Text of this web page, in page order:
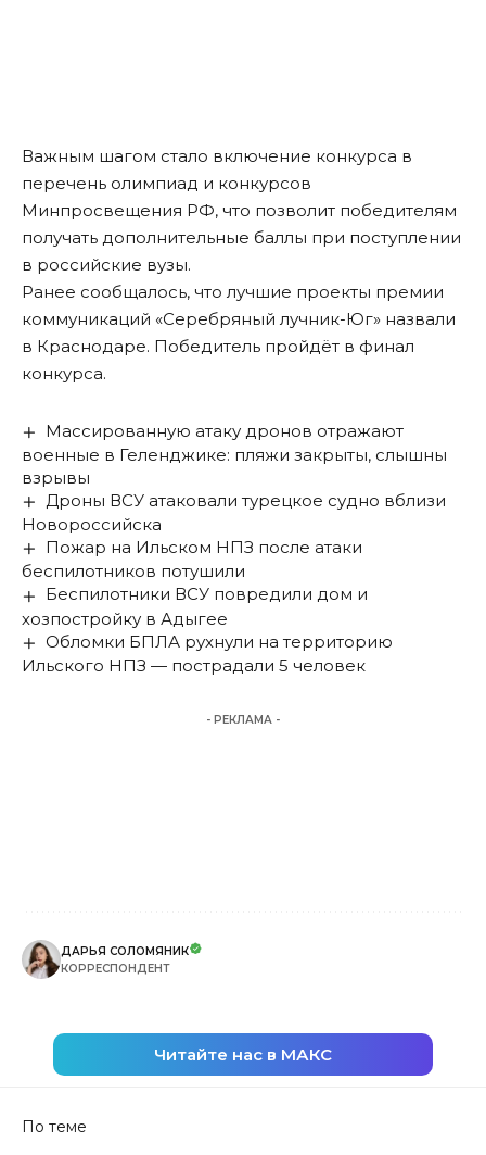
Важным шагом стало включение конкурса в
перечень олимпиад и конкурсов
Минпросвещения РФ, что позволит победителям
получать дополнительные баллы при поступлении
в российские вузы.
Ранее сообщалось, что лучшие проекты премии
коммуникаций «Серебряный лучник-Юг» назвали
в Краснодаре. Победитель пройдёт в финал
конкурса.
Массированную атаку дронов отражают
военные в Геленджике: пляжи закрыты, слышны
взрывы
Дроны ВСУ атаковали турецкое судно вблизи
Новороссийска
Пожар на Ильском НПЗ после атаки
беспилотников потушили
Беспилотники ВСУ повредили дом и
хозпостройку в Адыгее
Обломки БПЛА рухнули на территорию
Ильского НПЗ — пострадали 5 человек
- РЕКЛАМА -
ДАРЬЯ СОЛОМЯНИК
КОРРЕСПОНДЕНТ
Читайте нас в МАКС
По теме